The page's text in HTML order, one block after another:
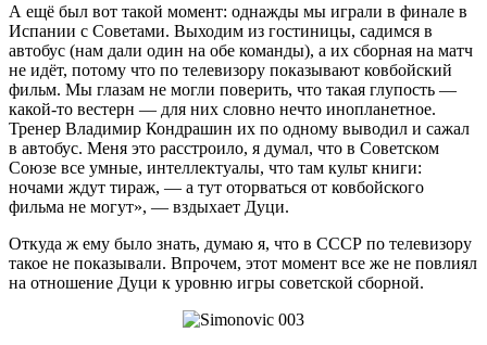
А ещё был вот такой момент: однажды мы играли в финале в
Испании с Советами. Выходим из гостиницы, садимся в
автобус (нам дали один на обе команды), а их сборная на матч
не идёт, потому что по телевизору показывают ковбойский
фильм. Мы глазам не могли поверить, что такая глупость —
какой-то вестерн — для них словно нечто инопланетное.
Тренер Владимир Кондрашин их по одному выводил и сажал
в автобус. Меня это расстроило, я думал, что в Советском
Союзе все умные, интеллектуалы, что там культ книги:
ночами ждут тираж, — а тут оторваться от ковбойского
фильма не могут», — вздыхает Дуци.
Откуда ж ему было знать, думаю я, что в СССР по телевизору
такое не показывали. Впрочем, этот момент все же не повлиял
на отношение Дуци к уровню игры советской сборной.